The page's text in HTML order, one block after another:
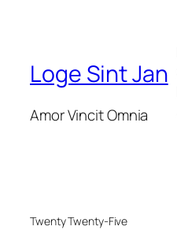
Loge Sint Jan
Amor Vincit Omnia
Twenty Twenty-Five